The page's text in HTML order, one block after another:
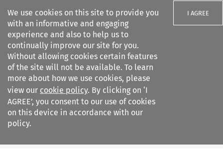
We use cookies on this site to provide you
with an informative and engaging
experience and also to help us to
continually improve our site for you.
Without allowing cookies certain features
of the site will not be available. To learn
more about how we use cookies, please
view our cookie policy. By clicking on ‘I
AGREE’, you consent to our use of cookies
on this device in accordance with our
policy.
I AGREE
Search filters
Revista Brasileira de
Arbitragem